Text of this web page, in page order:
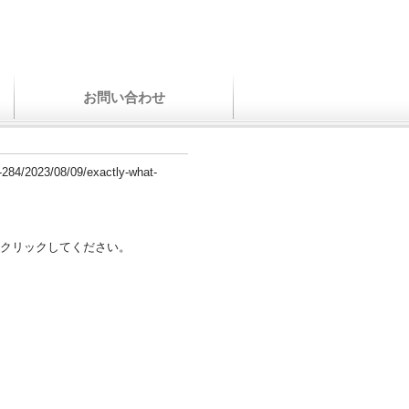
お問い合わせ
2023/08/09/exactly-what-
リックしてください。